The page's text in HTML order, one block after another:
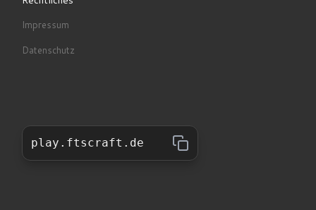
Impressum
Datenschutz
play.ftscraft.de